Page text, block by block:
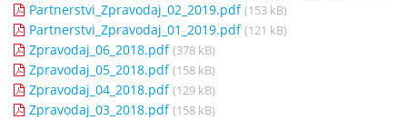
Partnerstvi_Zpravodaj_02_2019.pdf (153 kB)
Partnerstvi_Zpravodaj_01_2019.pdf (121 kB)
Zpravodaj_06_2018.pdf (378 kB)
Zpravodaj_05_2018.pdf (158 kB)
Zpravodaj_04_2018.pdf (129 kB)
Zpravodaj_03_2018.pdf (158 kB)